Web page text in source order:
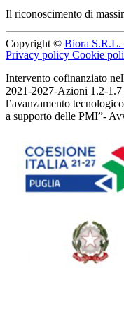
Il riconoscimento di
Copyright © Biora S.R.L.
Privacy policy Cookie
Intervento cofinanziato
2021-2027-Azioni 1.2-
l’avanzamento
a supporto delle PMI”-